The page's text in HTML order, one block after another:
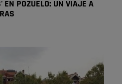
EN POZUELO: UN VIAJE A